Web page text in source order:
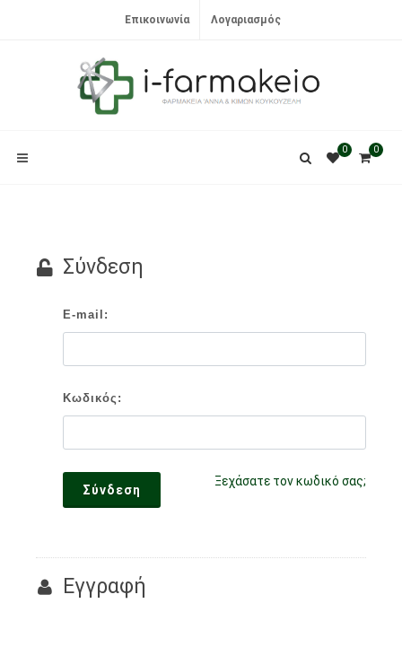
Επικοινωνία Λογαριασμός
0
0
Σύνδεση
E-mail:
Κωδικός:
Σύνδεση
Ξεχάσατε τον κωδικό σας;
Εγγραφή